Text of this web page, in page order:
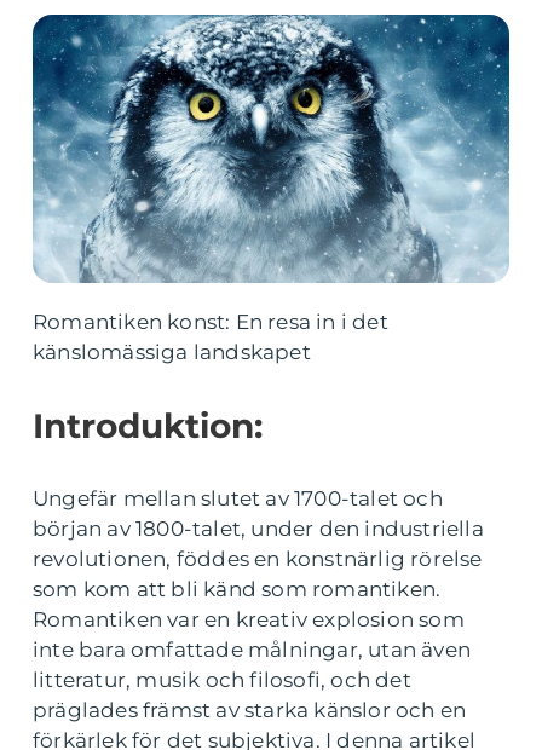
Romantiken konst: En resa in i det
känslomässiga landskapet
Introduktion:
Ungefär mellan slutet av 1700-talet och
början av 1800-talet, under den industriella
revolutionen, föddes en konstnärlig rörelse
som kom att bli känd som romantiken.
Romantiken var en kreativ explosion som
inte bara omfattade målningar, utan även
litteratur, musik och filosofi, och det
präglades främst av starka känslor och en
förkärlek för det subjektiva. I denna artikel